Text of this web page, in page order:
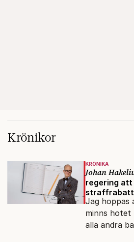
Krönikor
KRÖNIKA
Johan
regering att
Jag hoppas
minns hotet
alla andra